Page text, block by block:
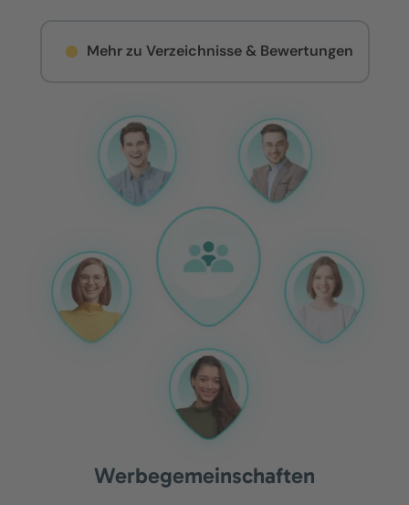
Mehr zu Verzeichnisse & Bewertungen
Werbegemeinschaften